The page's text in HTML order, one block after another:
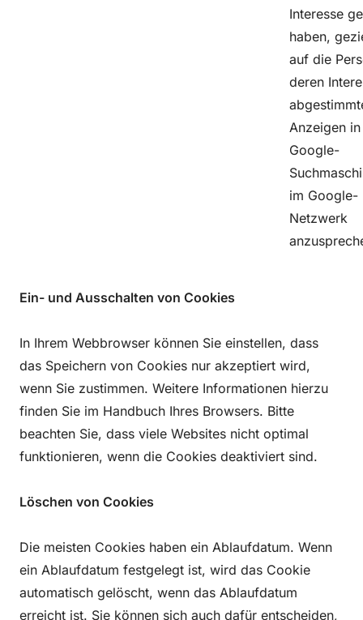
Interesse
haben,
auf die
deren
Anzeigen
Google-
im Google-
Netzwerk
Ein- und Ausschalten von Cookies
In Ihrem Webbrowser können Sie einstellen, dass
das Speichern von Cookies nur akzeptiert wird,
wenn Sie zustimmen. Weitere Informationen hierzu
finden Sie im Handbuch Ihres Browsers. Bitte
beachten Sie, dass viele Websites nicht optimal
funktionieren, wenn die Cookies deaktiviert sind.
Löschen von Cookies
Die meisten Cookies haben ein Ablaufdatum. Wenn
ein Ablaufdatum festgelegt ist, wird das Cookie
automatisch gelöscht, wenn das Ablaufdatum
erreicht ist. Sie können sich auch dafür entscheiden,